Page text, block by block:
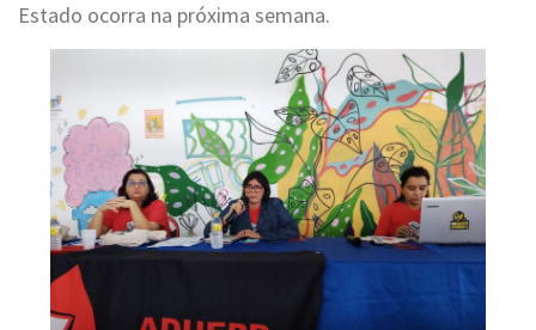
Estado ocorra na próxima semana.